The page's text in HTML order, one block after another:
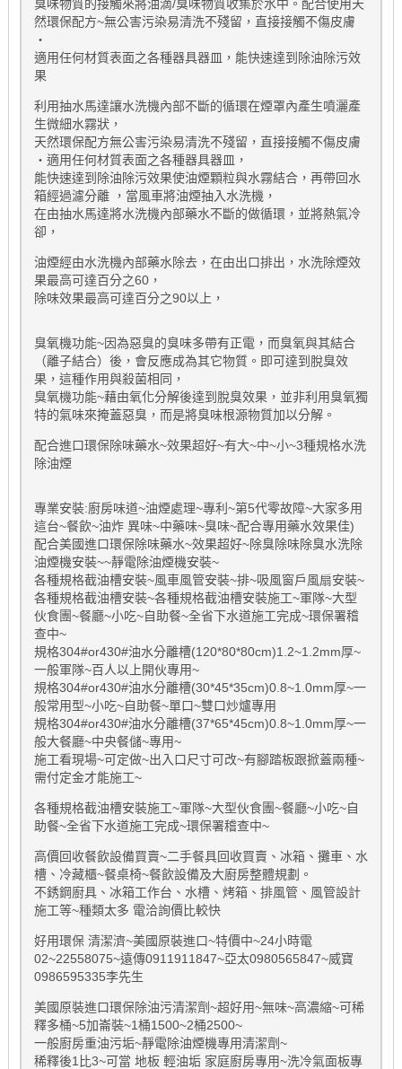
臭味物質的接觸來將油滴/臭味物質收集於水中。配合使用天
然環保配方~無公害污染易清洗不殘留，直接接觸不傷皮膚
‧
適用任何材質表面之各種器具器皿，能快速達到除油除污效
果
利用抽水馬達讓水洗機內部不斷的循環在煙罩內產生噴灑產
生微細水霧狀，
天然環保配方無公害污染易清洗不殘留，直接接觸不傷皮膚
‧適用任何材質表面之各種器具器皿，
能快速達到除油除污效果使油煙顆粒與水霧結合，再帶回水
箱經過濾分離 ，當風車將油煙抽入水洗機，
在由抽水馬達將水洗機內部藥水不斷的做循環，並將熱氣冷
卻，
油煙經由水洗機內部藥水除去，在由出口排出，水洗除煙效
果最高可達百分之60，
除味效果最高可達百分之90以上，
臭氧機功能~因為惡臭的臭味多帶有正電，而臭氧與其結合
（離子結合）後，會反應成為其它物質。即可達到脫臭效
果，這種作用與殺菌相同，
臭氧機功能~藉由氧化分解後達到脫臭效果，並非利用臭氧獨
特的氣味來掩蓋惡臭，而是將臭味根源物質加以分解。
配合進口環保除味藥水~效果超好~有大~中~小~3種規格水洗
除油煙
專業安裝:廚房味道~油煙處理~專利~第5代零故障~大家多用
這台~餐飲~油炸 異味~中藥味~臭味~配合專用藥水效果佳)
配合美國進口環保除味藥水~效果超好~除臭除味除臭水洗除
油煙機安裝~~靜電除油煙機安裝~
各種規格截油槽安裝~風車風管安裝~排~吸風窗戶風扇安裝~
各種規格截油槽安裝~各種規格截油槽安裝施工~軍隊~大型
伙食團~餐廳~小吃~自助餐~全省下水道施工完成~環保署稽
查中~
規格304#or430#油水分離槽(120*80*80cm)1.2~1.2mm厚~
一般軍隊~百人以上開伙專用~
規格304#or430#油水分離槽(30*45*35cm)0.8~1.0mm厚~一
般常用型~小吃~自助餐~單口~雙口炒爐專用
規格304#or430#油水分離槽(37*65*45cm)0.8~1.0mm厚~一
般大餐廳~中央餐儲~專用~
施工看現場~可定做~出入口尺寸可改~有腳踏板跟掀蓋兩種~
需付定金才能施工~
各種規格截油槽安裝施工~軍隊~大型伙食團~餐廳~小吃~自
助餐~全省下水道施工完成~環保署稽查中~
高價回收餐飲設備買賣~二手餐具回收買賣、冰箱、攤車、水
槽、冷藏櫃~餐桌椅~餐飲設備及大廚房整體規劃。
不銹鋼廚具、冰箱工作台、水槽、烤箱、排風管、風管設計
施工等~種類太多 電洽詢價比較快
好用環保 清潔濟~美國原裝進口~特價中~24小時電
02~22558075~遠傳0911911847~亞太0980565847~威寶
0986595335李先生
美國原裝進口環保除油污清潔劑~超好用~無味~高濃縮~可稀
釋多桶~5加崙裝~1桶1500~2桶2500~
一般廚房重油污垢~靜電除油煙機專用清潔劑~
稀釋後1比3~可當 地板 輕油垢 家庭廚房專用~洗冷氣面板專